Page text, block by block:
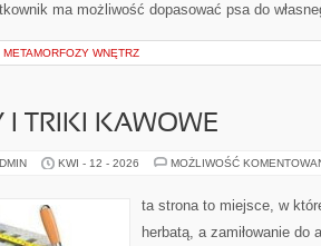
ma możliwość dopasować psa do
METAMORFOZY WNĘTRZ
I TRIKI KAWOWE
KWI - 12 - 2026 MOŻLIWOŚĆ
ta strona to miejsce, w
herbatą, a zamiłowanie do